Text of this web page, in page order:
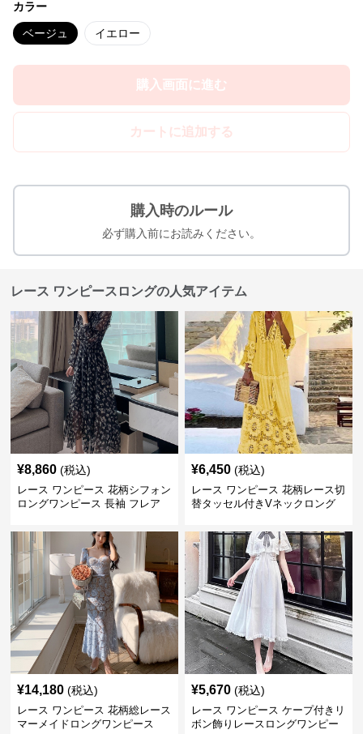
カラー
ベージュ イエロー
購入画面に進む
カートに追加する
購入時のルール
必ず購入前にお読みください。
レース ワンピースロングの人気アイテム
¥8,860 (税込)
レース ワンピース 花柄シフォン
ロングワンピース 長袖 フレア
¥6,450 (税込)
レース ワンピース 花柄レース切
替タッセル付きVネックロング
¥14,180 (税込)
レース ワンピース 花柄総レース
マーメイドロングワンピース
¥5,670 (税込)
レース ワンピース ケープ付きリ
ボン飾りレースロングワンピー